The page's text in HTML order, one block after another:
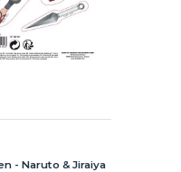
- Naruto & Jiraiya